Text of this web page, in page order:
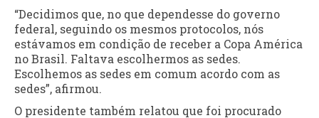
“Decidimos que, no que dependesse do governo
federal, seguindo os mesmos protocolos, nós
estávamos em condição de receber a Copa América
no Brasil. Faltava escolhermos as sedes.
Escolhemos as sedes em comum acordo com as
sedes”, afirmou.
O presidente também relatou que foi procurado